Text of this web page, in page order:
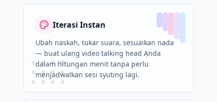
Iterasi Instan
Ubah naskah, tukar suara, sesuaikan nada
— buat ulang video talking head Anda
dalam hitungan menit tanpa perlu
menjadwalkan sesi syuting lagi.